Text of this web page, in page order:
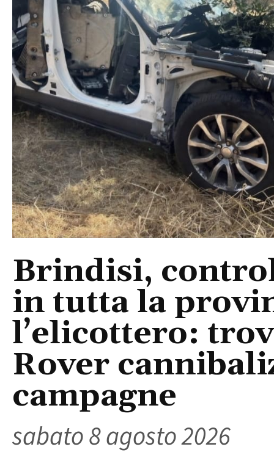
Brindisi,
in tutta la
l’elicottero:
Rover
campagne
sabato 8 agosto 2026